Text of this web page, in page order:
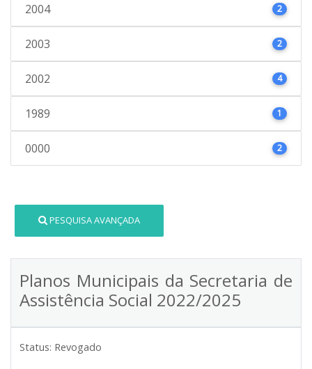
2004 2
2003 2
2002 4
1989 1
0000 2
PESQUISA AVANÇADA
Planos Municipais da Secretaria de
Assistência Social 2022/2025
Status: Revogado